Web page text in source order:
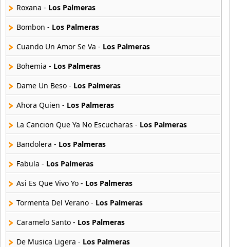
Alasser
9 músicas online
6 músicas online
Alfa 7
21 músicas online
Alisma
10 músicas online
Alma Bella
20 músicas online
Alma Surena
17 músicas online
Alquimia
64 músicas online
Roxana - Los Palmeras
Bombon - Los Palmeras
Cuando Un Amor Se Va - Los Palmeras
Bohemia - Los Palmeras
Dame Un Beso - Los Palmeras
Ahora Quien - Los Palmeras
La Cancion Que Ya No Escucharas - Los Palmeras
Bandolera - Los Palmeras
Fabula - Los Palmeras
Asi Es Que Vivo Yo - Los Palmeras
Tormenta Del Verano - Los Palmeras
Caramelo Santo - Los Palmeras
De Musica Ligera - Los Palmeras